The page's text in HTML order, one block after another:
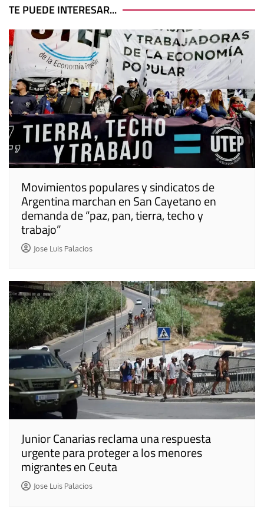
entradas
TE PUEDE INTERESAR...
Movimientos populares y sindicatos de
Argentina marchan en San Cayetano en
demanda de “paz, pan, tierra, techo y
trabajo”
Jose Luis Palacios
Junior Canarias reclama una respuesta
urgente para proteger a los menores
migrantes en Ceuta
Jose Luis Palacios